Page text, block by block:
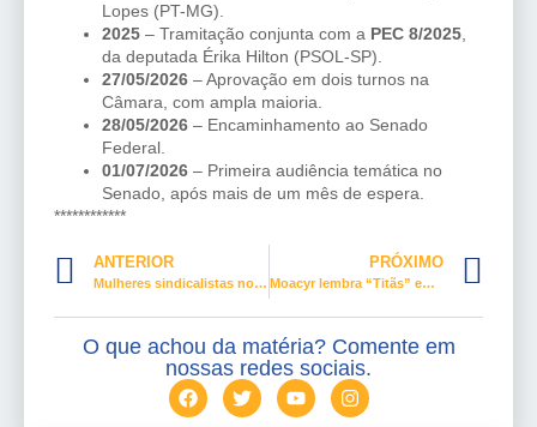
Lopes (PT-MG).
2025 – Tramitação conjunta com a PEC 8/2025
da deputada Érika Hilton (PSOL-SP).
27/05/2026 – Aprovação em dois turnos na
Câmara, com ampla maioria.
28/05/2026 – Encaminhamento ao Senado
Federal.
01/07/2026 – Primeira audiência temática no
Senado, após mais de um mês de espera.
************
ANTERIOR
Mulheres sindicalistas no lançamento do Plano Safra 2026/2027
PRÓXIMO
Moacyr lembra “Titãs” em pronunciamento no Senado
O que achou da matéria? Comente em
nossas redes sociais.